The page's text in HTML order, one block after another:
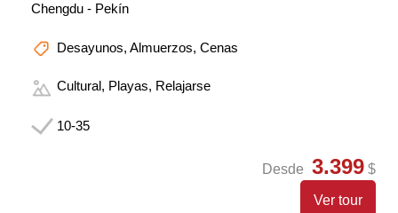
Chengdu - Pekín
Desayunos, Almuerzos, Cenas
Cultural, Playas, Relajarse
10-35
Desde 3.399 $
Ver tour